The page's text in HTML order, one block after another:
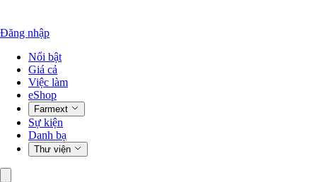
Đăng nhập
Nổi bật
Giá cả
Việc làm
eShop
Farmext
Sự kiện
Danh bạ
Thư viện